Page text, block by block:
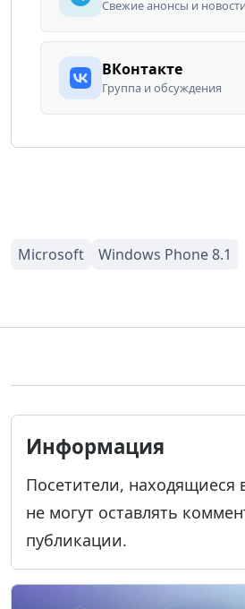
Свежие анонсы и новости
ВКонтакте
Группа и обсуждения
Информация
Посетители, находящиеся
не могут оставлять
публикации.